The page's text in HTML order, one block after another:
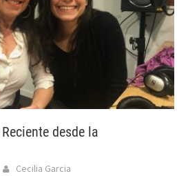
desde la
Cecilia Garcia